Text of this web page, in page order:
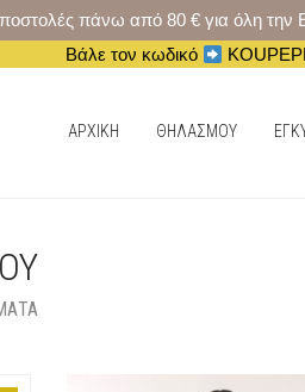
πάνω από 80 € για όλη την
Βάλε τον κωδικό
AΡΧΙΚΗ ΘΗΛΑΣΜΟΥ